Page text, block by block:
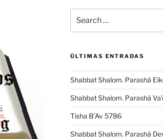
for:
ÚLTIMAS ENTRADAS
Shabbat Shalom. Parashá
Shabbat Shalom. Parashá
Tisha B’Av 5786
Shabbat Shalom. Parashá